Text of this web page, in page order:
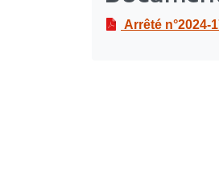
Arrêté n°2024-1769